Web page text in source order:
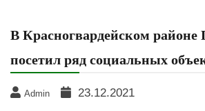
В Красногвардейском районе
посетил ряд социальных
Admin 23.12.2021